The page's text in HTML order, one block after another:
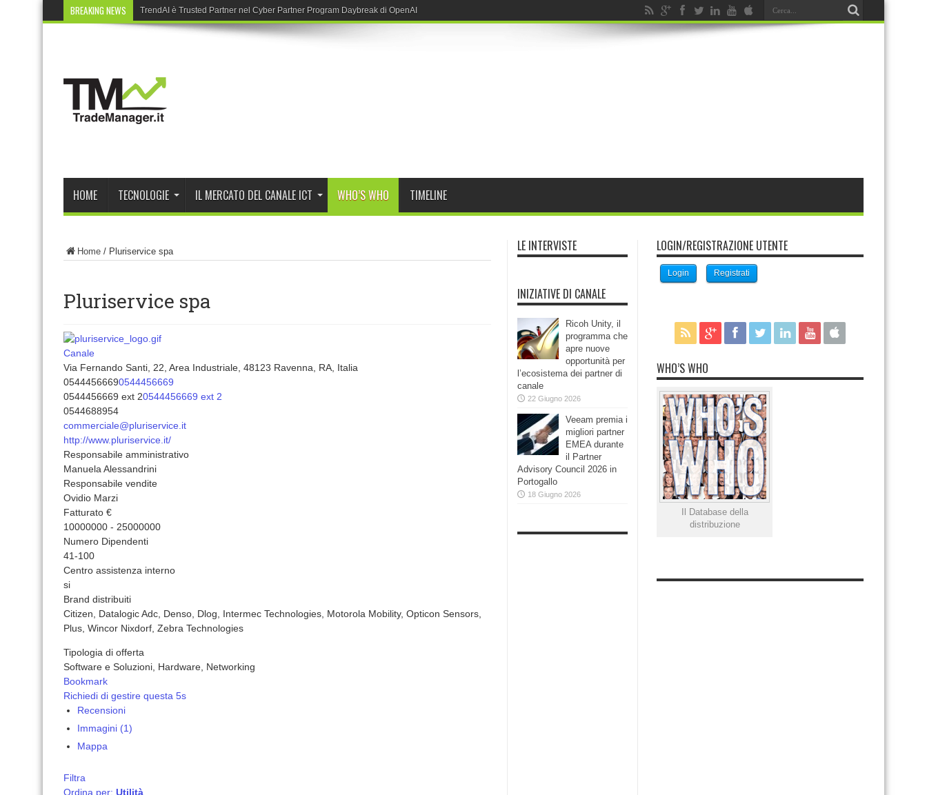
BREAKING NEWS Ri
HOME TECNOLOGIE IL MERCATO DEL CANALE ICT WHO’S WHO TIMELINE
Home / Pluriservice spa
Pluriservice spa
Canale
Via Fernando Santi, 22, Area Industriale, 48123 Ravenna, RA, Italia
05444566690544456669
0544456669 ext 20544456669 ext 2
0544688954
commerciale@pluriservice.it
http://www.pluriservice.it/
Responsabile amministrativo
Manuela Alessandrini
Responsabile vendite
Ovidio Marzi
Fatturato €
10000000 - 25000000
Numero Dipendenti
41-100
Centro assistenza interno
si
Brand distribuiti
Citizen, Datalogic Adc, Denso, Dlog, Intermec Technologies, Motorola Mobility, Opticon Sensors,
Plus, Wincor Nixdorf, Zebra Technologies
Tipologia di offerta
Software e Soluzioni, Hardware, Networking
Bookmark
Richiedi di gestire questa 5s
Recensioni
Immagini (1)
Mappa
Filtra
Ordina per: Utilità
LE INTERVISTE
INIZIATIVE DI CANALE
Ricoh Unity, il
programma che
apre nuove
opportunità per
l’ecosistema dei partner di
canale
22 Giugno 2026
Veeam premia i
migliori partner
EMEA durante
il Partner
Advisory Council 2026 in
Portogallo
18 Giugno 2026
LOGIN/REGISTRAZIONE UTENTE
Login Registrati
WHO’S WHO
Il Database della
distribuzione